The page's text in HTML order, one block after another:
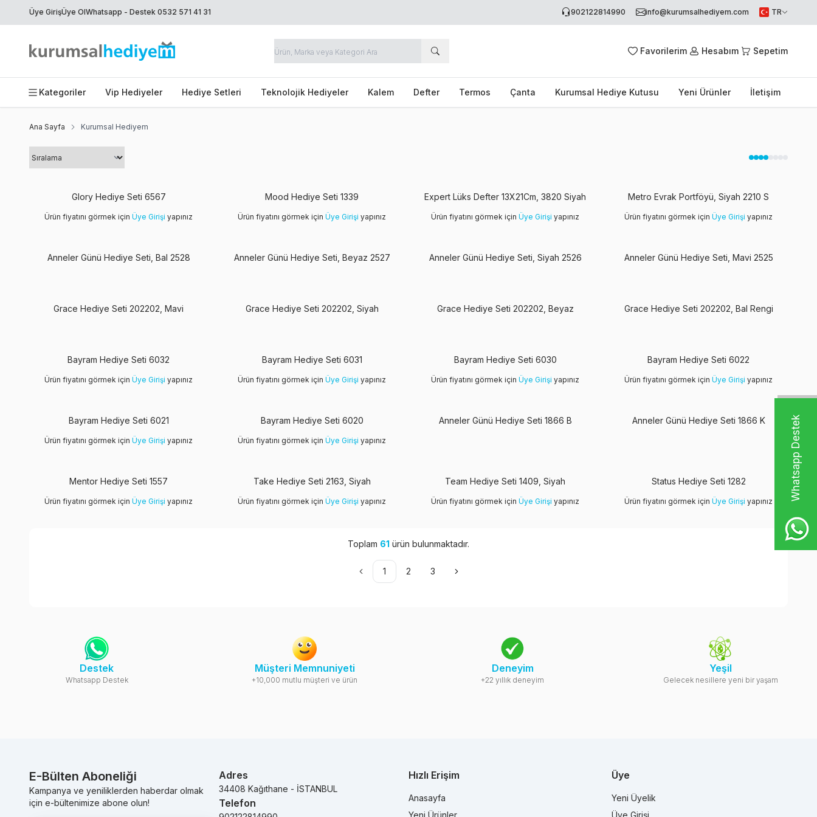
W
h
t
s
a
p
p
D
e
s
t
e
k
H
a
t
t
Üye GirişÜye OlWhatsapp - Destek 0532 571 41 31 902122814990 info@kurumsalhediyem.com TR
Favorilerim Hesabım Sepetim
Kategoriler Vip Hediyeler Hediye Setleri Teknolojik Hediyeler Kalem Defter Termos Çanta Kurumsal Hediye Kutusu Yeni Ürünler İletişim
Ana Sayfa Kurumsal Hediyem
Glory Hediye Seti 6567
Ürün fiyatını görmek için Üye Girişi yapınız
Mood Hediye Seti 1339
Ürün fiyatını görmek için Üye Girişi yapınız
Expert Lüks Defter 13X21Cm, 3820 Siyah
Ürün fiyatını görmek için Üye Girişi yapınız
Metro Evrak Portföyü, Siyah 2210 S
Ürün fiyatını görmek için Üye Girişi yapınız
Anneler Günü Hediye Seti, Bal 2528 Anneler Günü Hediye Seti, Beyaz 2527 Anneler Günü Hediye Seti, Siyah 2526 Anneler Günü Hediye Seti, Mavi 2525
Grace Hediye Seti 202202, Mavi Grace Hediye Seti 202202, Siyah Grace Hediye Seti 202202, Beyaz Grace Hediye Seti 202202, Bal Rengi
Bayram Hediye Seti 6032
Ürün fiyatını görmek için Üye Girişi yapınız
Bayram Hediye Seti 6031
Ürün fiyatını görmek için Üye Girişi yapınız
Bayram Hediye Seti 6030
Ürün fiyatını görmek için Üye Girişi yapınız
Bayram Hediye Seti 6022
Ürün fiyatını görmek için Üye Girişi yapınız
Bayram Hediye Seti 6021
Ürün fiyatını görmek için Üye Girişi yapınız
Bayram Hediye Seti 6020
Ürün fiyatını görmek için Üye Girişi yapınız
Anneler Günü Hediye Seti 1866 B Anneler Günü Hediye Seti 1866 K
Mentor Hediye Seti 1557
Ürün fiyatını görmek için Üye Girişi yapınız
Take Hediye Seti 2163, Siyah
Ürün fiyatını görmek için Üye Girişi yapınız
Team Hediye Seti 1409, Siyah
Ürün fiyatını görmek için Üye Girişi yapınız
Status Hediye Seti 1282
Ürün fiyatını görmek için Üye Girişi yapınız
Toplam 61 ürün bulunmaktadır.
1 2 3
Destek
Whatsapp Destek
Müşteri Memnuniyeti
+10,000 mutlu müşteri ve ürün
Deneyim
+22 yıllık deneyim
Yeşil
Gelecek nesillere yeni bir yaşam
E-Bülten Aboneliği
Kampanya ve yeniliklerden haberdar olmak
için e-bültenimize abone olun!
Adres
34408 Kağıthane - İSTANBUL
Telefon
Hızlı Erişim
Anasayfa
Yeni Ürünler
Üye
Yeni Üyelik
Üye Girişi